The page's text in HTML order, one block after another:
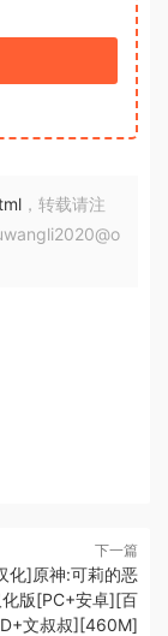
，转载请注
下一篇
化]原神:可莉的恶
版[PC+安卓][百
文叔叔][460M]